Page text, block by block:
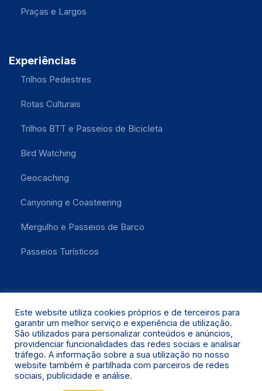
Praças e Largos
Experiências
Trilhos Pedestres
Rotas Culturais
Trilhos BTT e Passeios de Bicicleta
Bird Watching
Geocaching
Canyoning e Coasteering
Mergulho e Passeios de Barco
Passeios Turísticos
Santa Maria 2021 © Todos os Direitos Reservados.
Este website utiliza cookies próprios e de terceiros para
garantir um melhor serviço e experiência de utilização.
São utilizados para personalizar conteúdos e anúncios,
providenciar funcionalidades das redes sociais e analisar
tráfego. A informação sobre a sua utilização no nosso
website também é partilhada com parceiros de redes
sociais, publicidade e análise.